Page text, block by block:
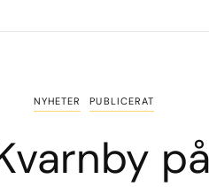
NYHETER PUBLICERAT